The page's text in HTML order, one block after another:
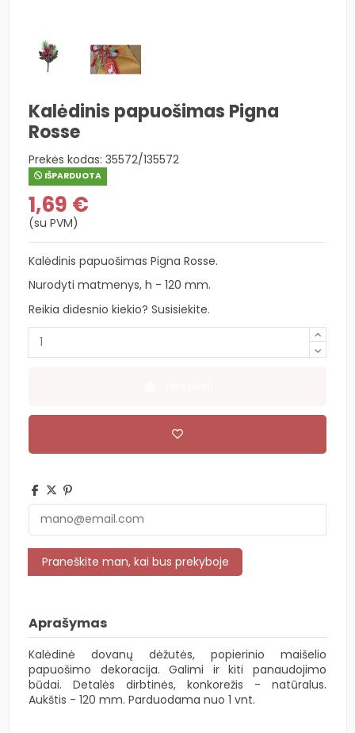
Kalėdinis papuošimas Pigna
Rosse
Prekės kodas: 35572/135572
IŠPARDUOTA
1,69 €
(su PVM)
Kalėdinis papuošimas Pigna Rosse.
Nurodyti matmenys, h - 120 mm.
Reikia didesnio kiekio? Susisiekite.
Aprašymas
Kalėdinė dovanų dėžutės, popierinio maišelio
papuošimo dekoracija. Galimi ir kiti panaudojimo
būdai. Detalės dirbtinės, konkorežis - natūralus.
Aukštis - 120 mm. Parduodama nuo 1 vnt.